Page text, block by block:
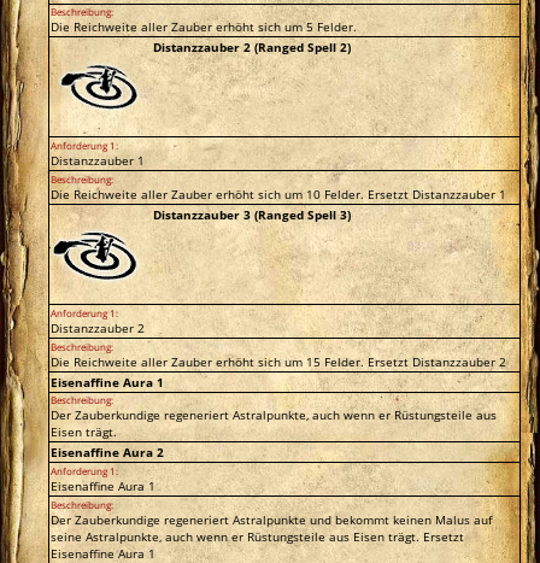
Beschreibung:
Die Reichweite aller Zauber erhöht sich um 5 Felder.
Distanzzauber 2 (Ranged Spell 2)
Anforderung 1:
Distanzzauber 1
Beschreibung:
Die Reichweite aller Zauber erhöht sich um 10 Felder. Ersetzt Distanzzauber 1
Distanzzauber 3 (Ranged Spell 3)
Anforderung 1:
Distanzzauber 2
Beschreibung:
Die Reichweite aller Zauber erhöht sich um 15 Felder. Ersetzt Distanzzauber 2
Eisenaffine Aura 1
Beschreibung:
Der Zauberkundige regeneriert Astralpunkte, auch wenn er Rüstungsteile aus
Eisen trägt.
Eisenaffine Aura 2
Anforderung 1:
Eisenaffine Aura 1
Beschreibung:
Der Zauberkundige regeneriert Astralpunkte und bekommt keinen Malus auf
seine Astralpunkte, auch wenn er Rüstungsteile aus Eisen trägt. Ersetzt
Eisenaffine Aura 1